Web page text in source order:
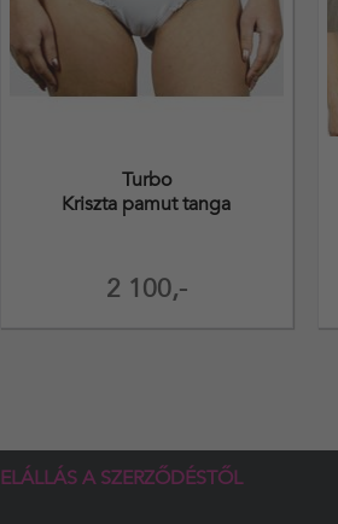
2 100,-
Turbo
Kriszta pamut tanga
ELÁLLÁS A SZERZŐDÉSTŐL